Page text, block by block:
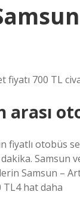
700 TL
arası
fiyatlı otobüs
Samsun
Samsun –
TL4 hat daha